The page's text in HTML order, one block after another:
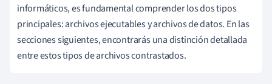
informáticos, es fundamental comprender los dos tipos
principales: archivos ejecutables y archivos de datos. En las
secciones siguientes, encontrarás una distinción detallada
entre estos tipos de archivos contrastados.